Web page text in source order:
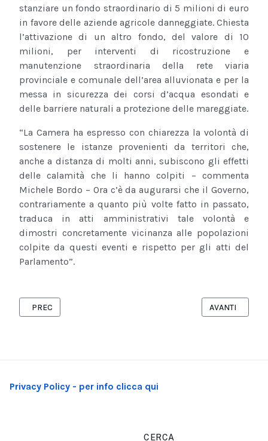
stanziare un fondo straordinario di 5 milioni di euro
in favore delle aziende agricole danneggiate. Chiesta
l’attivazione di un altro fondo, del valore di 10
milioni, per interventi di ricostruzione e
manutenzione straordinaria della rete viaria
provinciale e comunale dell’area alluvionata e per la
messa in sicurezza dei corsi d’acqua esondati e
delle barriere naturali a protezione delle mareggiate.
“La Camera ha espresso con chiarezza la volontà di
sostenere le istanze provenienti da territori che,
anche a distanza di molti anni, subiscono gli effetti
delle calamità che li hanno colpiti – commenta
Michele Bordo – Ora c’è da augurarsi che il Governo,
contrariamente a quanto più volte fatto in passato,
traduca in atti amministrativi tale volontà e
dimostri concretamente vicinanza alle popolazioni
colpite da questi eventi e rispetto per gli atti del
Parlamento”.
ARTICOLO PRECEDENTE: MICHELE MISSERI: È STATA SABRINA
PREC ARTICOLO
AVANTI
Privacy Policy - per info clicca qui
CERCA